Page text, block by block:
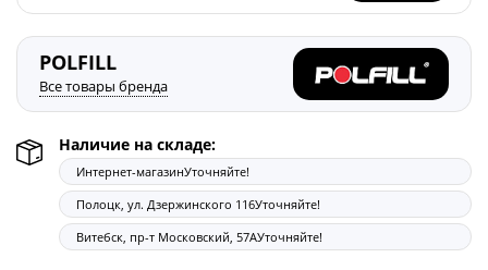
POLFILL
Все товары бренда
Наличие на складе:
Интернет-магазинУточняйте!
Полоцк, ул. Дзержинского 116Уточняйте!
Витебск, пр-т Московский, 57АУточняйте!